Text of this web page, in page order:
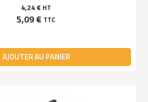
4,24 € HT
5,09 € TTC
AJOUTER AU PANIER